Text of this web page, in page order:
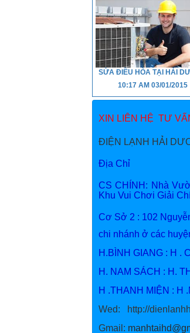
SỬA ĐIỀU HÒA TẠI HẢI
10:17 AM 03/01/2015
XIN LIÊN HỆ TƯ
ĐIỆN LẠNH HẢI
Địa Chỉ
CS CHÍNH: Nhà
Khu Vui Chơi Giải
Cơ Sở 2 : 102
chi nhánh ở các
H.BÌNH GIANG : H .
H. NAM SÁCH : H.
H .THANH MIỆN : H
Wed: http://
Gmail: